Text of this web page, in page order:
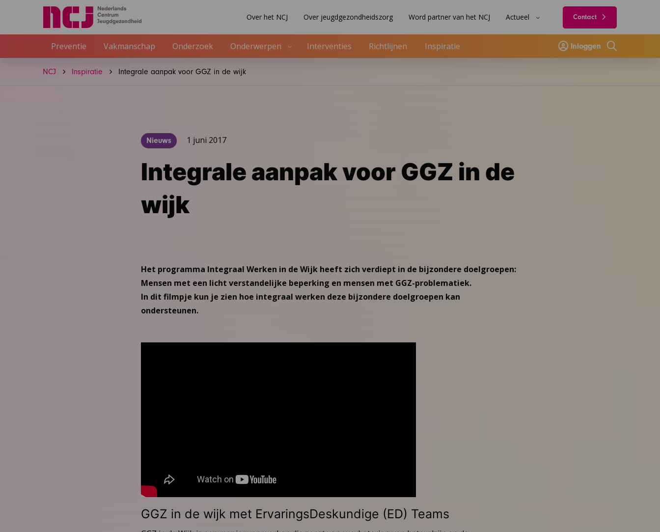
Over het NCJ Over jeugdgezondheidszorg Word partner van het NCJ Actueel Contact
Preventie Vakmanschap Onderzoek Onderwerpen Interventies Richtlijnen Inspiratie Inloggen
Zoeken
NCJ Inspiratie Integrale aanpak voor GGZ in de wijk
Nieuws 1 juni 2017
Integrale aanpak voor GGZ in de
wijk
Het programma Integraal Werken in de Wijk heeft zich verdiept in de bijzondere doelgroepen:
Mensen met een licht verstandelijke beperking en mensen met GGZ-problematiek.
In dit filmpje kun je zien hoe integraal werken deze bijzondere doelgroepen kan
ondersteunen.
GGZ in de wijk met ErvaringsDeskundige (ED) Teams